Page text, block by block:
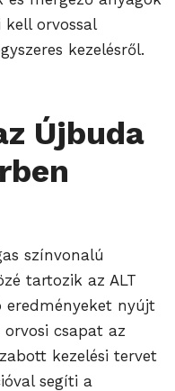
orvossal
kezelésről.
Újbuda
színvonalú
tartozik az ALT
eredményeket nyújt
csapat az
kezelési tervet
segíti a